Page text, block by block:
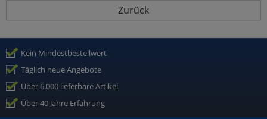
Zurück
Kein Mindestbestellwert
Täglich neue Angebote
Über 6.000 lieferbare Artikel
Über 40 Jahre Erfahrung